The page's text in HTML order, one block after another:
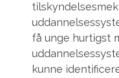
få unge hurtigst
kunne